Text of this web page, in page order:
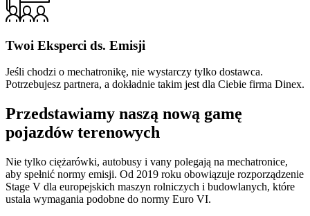
Twoi Eksperci ds. Emisji
Jeśli chodzi o mechatronikę, nie wystarczy tylko dostawca.
Potrzebujesz partnera, a dokładnie takim jest dla Ciebie firma Dinex.
Przedstawiamy naszą nową gamę
pojazdów terenowych
Nie tylko ciężarówki, autobusy i vany polegają na mechatronice,
aby spełnić normy emisji. Od 2019 roku obowiązuje rozporządzenie
Stage V dla europejskich maszyn rolniczych i budowlanych, które
ustala wymagania podobne do normy Euro VI.